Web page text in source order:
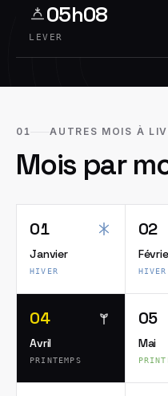
05h08
LEVER
01 AUTRES MOIS À
Mois par
01
Janvier
HIVER
02
HIVER
04
Avril
PRINTEMPS
05
Mai